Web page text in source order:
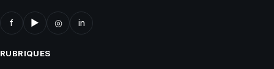
f ▶ ◎ in
RUBRIQUES